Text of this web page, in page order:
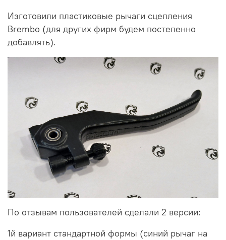
Изготовили пластиковые рычаги сцепления
Brembo (для других фирм будем постепенно
добавлять).
По отзывам пользователей сделали 2 версии:
1й вариант стандартной формы (синий рычаг на